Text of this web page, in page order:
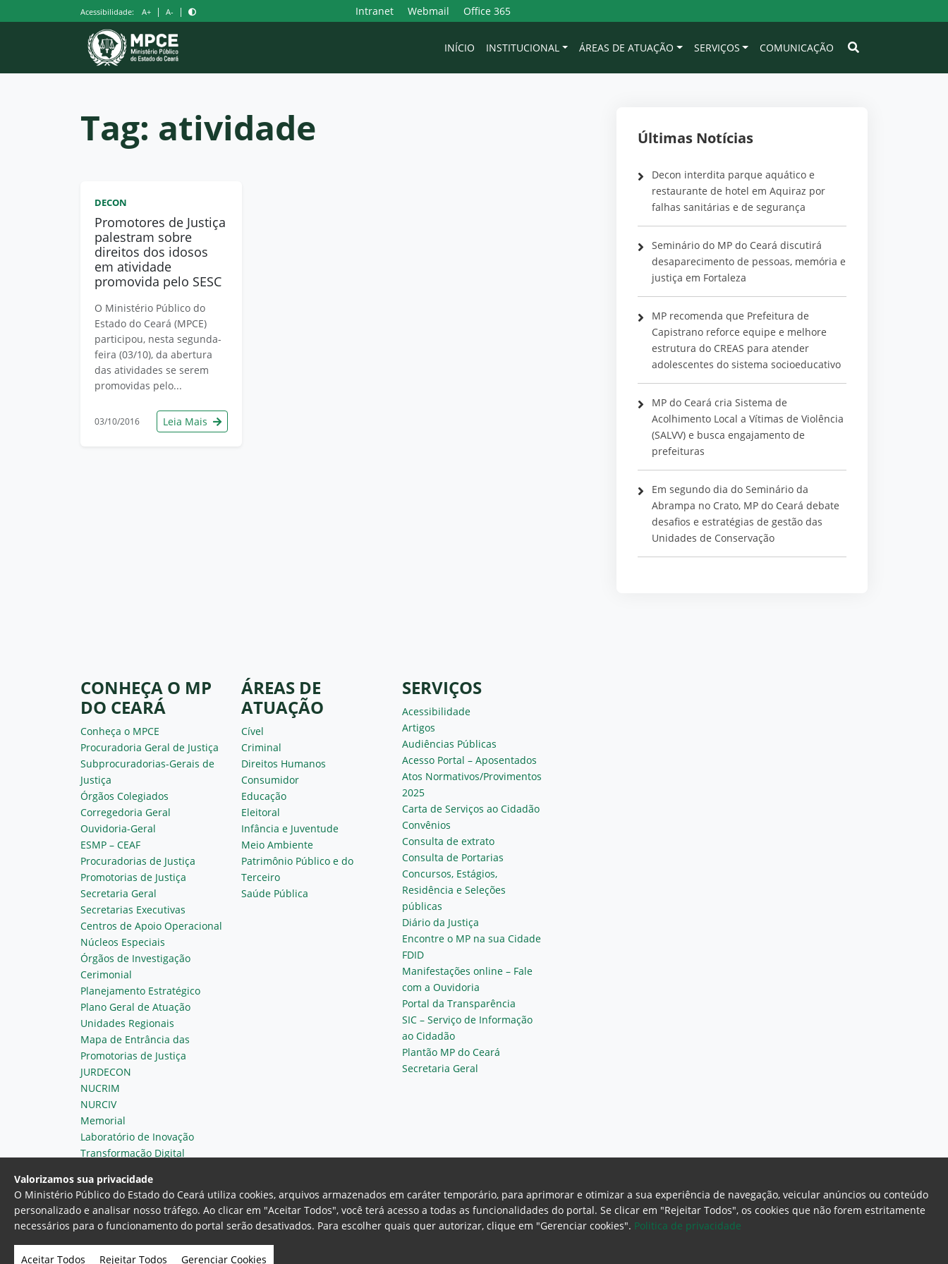
para
Acessibilidade: A+ | A- | Intranet Webmail Office 365
INÍCIO INSTITUCIONAL ÁREAS DE ATUAÇÃO SERVIÇOS COMUNICAÇÃO
Tag: atividade
DECON
Promotores de Justiça
palestram sobre
direitos dos idosos
em atividade
promovida pelo SESC
O Ministério Público do
Estado do Ceará (MPCE)
participou, nesta segunda-
feira (03/10), da abertura
das atividades se serem
promovidas pelo...
03/10/2016 Leia Mais
Últimas Notícias
Decon interdita parque aquático e
restaurante de hotel em Aquiraz por
falhas sanitárias e de segurança
Seminário do MP do Ceará discutirá
desaparecimento de pessoas, memória e
justiça em Fortaleza
MP recomenda que Prefeitura de
Capistrano reforce equipe e melhore
estrutura do CREAS para atender
adolescentes do sistema socioeducativo
MP do Ceará cria Sistema de
Acolhimento Local a Vítimas de Violência
(SALVV) e busca engajamento de
prefeituras
Em segundo dia do Seminário da
Abrampa no Crato, MP do Ceará debate
desafios e estratégias de gestão das
Unidades de Conservação
CONHEÇA O MP
DO CEARÁ
Conheça o MPCE
Procuradoria Geral de Justiça
Subprocuradorias-Gerais de
Justiça
Órgãos Colegiados
Corregedoria Geral
Ouvidoria-Geral
ESMP – CEAF
Procuradorias de Justiça
Promotorias de Justiça
Secretaria Geral
Secretarias Executivas
Centros de Apoio Operacional
Núcleos Especiais
Órgãos de Investigação
Cerimonial
Planejamento Estratégico
Plano Geral de Atuação
Unidades Regionais
Mapa de Entrância das
Promotorias de Justiça
JURDECON
NUCRIM
NURCIV
Memorial
Laboratório de Inovação
Transformação Digital
ÁREAS DE
ATUAÇÃO
Cível
Criminal
Direitos Humanos
Consumidor
Educação
Eleitoral
Infância e Juventude
Meio Ambiente
Patrimônio Público e do
Terceiro
Saúde Pública
SERVIÇOS
Acessibilidade
Artigos
Audiências Públicas
Acesso Portal – Aposentados
Atos Normativos/Provimentos
2025
Carta de Serviços ao Cidadão
Convênios
Consulta de extrato
Consulta de Portarias
Concursos, Estágios,
Residência e Seleções
públicas
Diário da Justiça
Encontre o MP na sua Cidade
FDID
Manifestações online – Fale
com a Ouvidoria
Portal da Transparência
SIC – Serviço de Informação
ao Cidadão
Plantão MP do Ceará
Secretaria Geral
Ministério Público do Estado do Ceará Procuradoria Geral de Justiça
Av. Gen. Afonso Albuquerque Lima, 130 - Cambeba - CEP: 60.822-325
Valorizamos sua privacidade
O Ministério Público do Estado do Ceará utiliza cookies, arquivos armazenados em caráter temporário, para aprimorar e otimizar a sua experiência de navegação, veicular anúncios ou conteúdo
personalizado e analisar nosso tráfego. Ao clicar em "Aceitar Todos", você terá acesso a todas as funcionalidades do portal. Se clicar em "Rejeitar Todos", os cookies que não forem estritamente
necessários para o funcionamento do portal serão desativados. Para escolher quais quer autorizar, clique em "Gerenciar cookies". Politica de privacidade
Aceitar Todos Rejeitar Todos Gerenciar Cookies